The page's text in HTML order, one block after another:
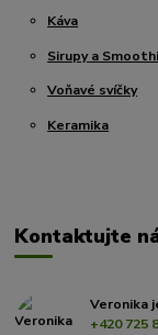
Káva
Sirupy a
Voňavé svíčky
Keramika
Kontaktujte
Veronika
+420 725